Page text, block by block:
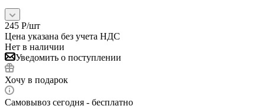
245 Р/шт
Цена указана без учета НДС
Нет в наличии
Уведомить о поступлении
Хочу в подарок
Самовывоз сегодня - бесплатно